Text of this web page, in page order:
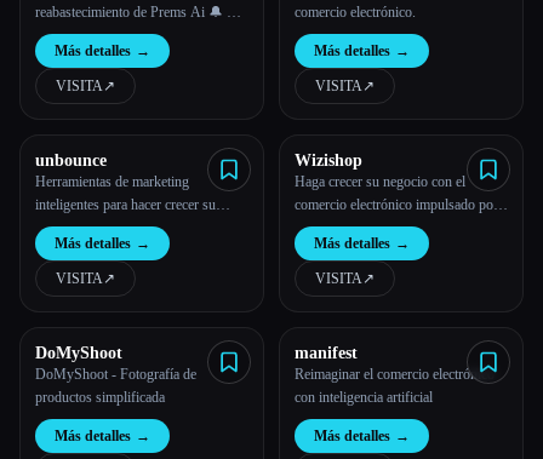
Esc
reabastecimiento de Prems Ai 🔔 📉
🚨
Más detalles →
VISITA↗︎
comercio electrónico.
Más detalles →
VISITA↗︎
unbounce
Herramientas de marketing
inteligentes para hacer crecer su
negocio
Más detalles →
VISITA↗︎
Wizishop
Haga crecer su negocio con el
comercio electrónico impulsado por
SEO
Más detalles →
VISITA↗︎
DoMyShoot
DoMyShoot - Fotografía de
productos simplificada
Más detalles →
manifest
Reimaginar el comercio electrónico
con inteligencia artificial
Más detalles →